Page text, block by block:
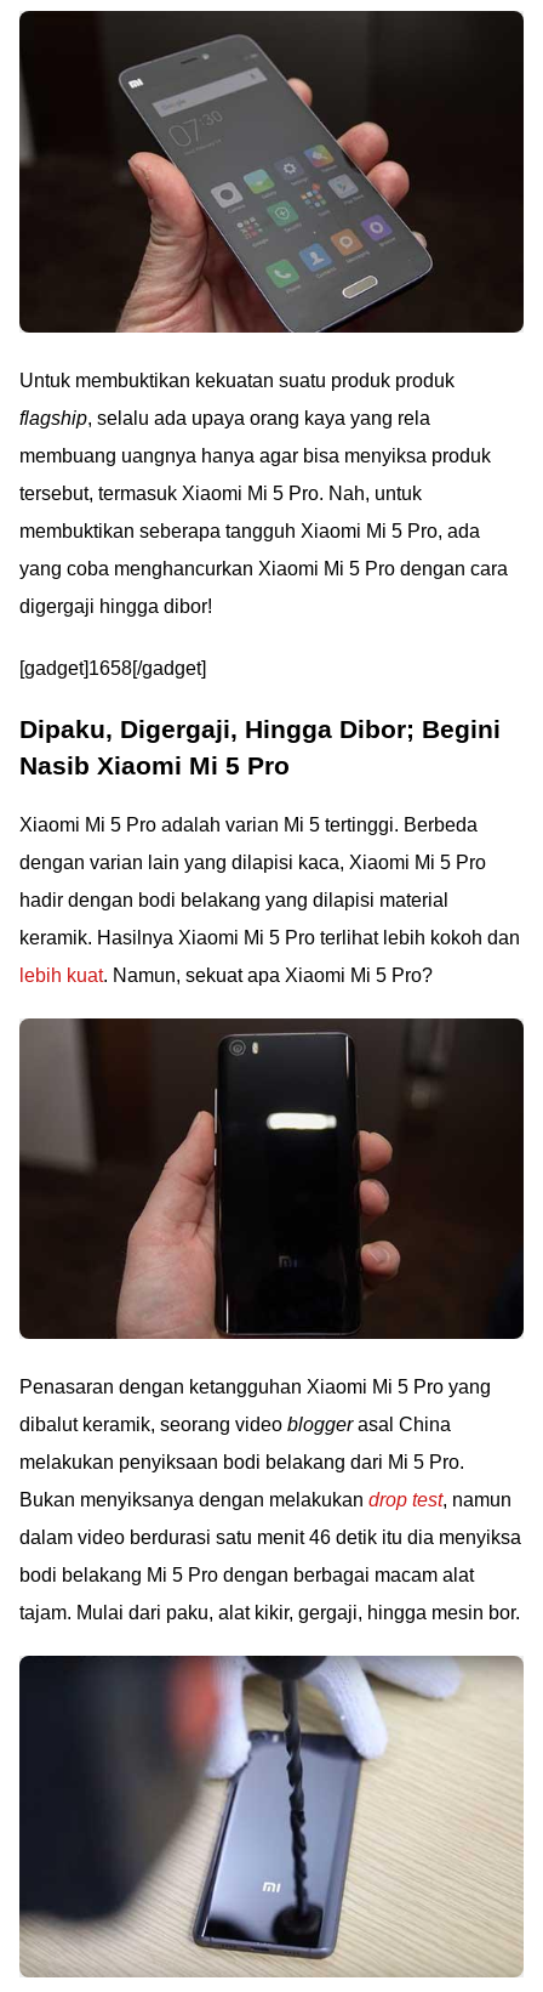
Untuk membuktikan kekuatan suatu produk produk
flagship, selalu ada upaya orang kaya yang rela
membuang uangnya hanya agar bisa menyiksa produk
tersebut, termasuk Xiaomi Mi 5 Pro. Nah, untuk
membuktikan seberapa tangguh Xiaomi Mi 5 Pro, ada
yang coba menghancurkan Xiaomi Mi 5 Pro dengan cara
digergaji hingga dibor!
[gadget]1658[/gadget]
Dipaku, Digergaji, Hingga Dibor; Begini
Nasib Xiaomi Mi 5 Pro
Xiaomi Mi 5 Pro adalah varian Mi 5 tertinggi. Berbeda
dengan varian lain yang dilapisi kaca, Xiaomi Mi 5 Pro
hadir dengan bodi belakang yang dilapisi material
keramik. Hasilnya Xiaomi Mi 5 Pro terlihat lebih kokoh dan
lebih kuat. Namun, sekuat apa Xiaomi Mi 5 Pro?
Penasaran dengan ketangguhan Xiaomi Mi 5 Pro yang
dibalut keramik, seorang video bloggerasal China
melakukan penyiksaan bodi belakang dari Mi 5 Pro.
Bukan menyiksanya dengan melakukan drop test, namun
dalam video berdurasi satu menit 46 detik itu dia menyiksa
bodi belakang Mi 5 Pro dengan berbagai macam alat
tajam. Mulai dari paku, alat kikir, gergaji, hingga mesin bor.